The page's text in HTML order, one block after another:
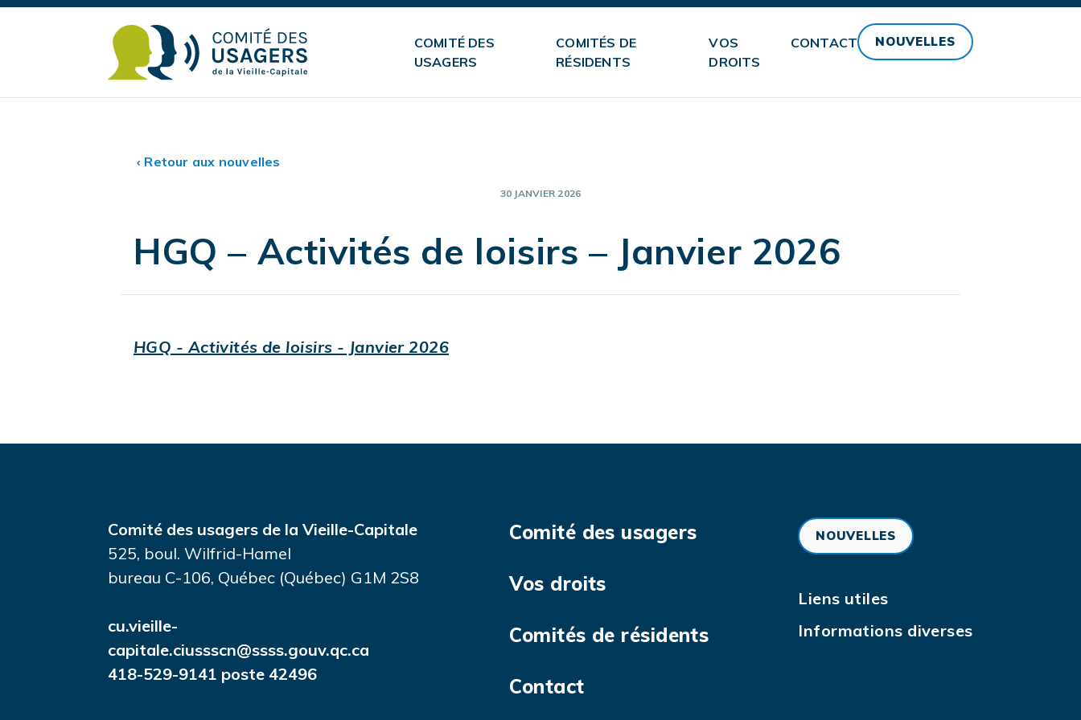
COMITÉ DES
USAGERS
COMITÉS DE
RÉSIDENTS
VOS
DROITS
CONTACT NOUVELLES
‹ Retour aux nouvelles
30 JANVIER 2026
HGQ – Activités de loisirs – Janvier 2026
HGQ - Activités de loisirs - Janvier 2026
Comité des usagers de la Vieille-Capitale
525, boul. Wilfrid-Hamel
bureau C-106, Québec (Québec) G1M 2S8
cu.vieille-
capitale.ciussscn@ssss.gouv.qc.ca
418-529-9141 poste 42496
Comité des usagers
Vos droits
Comités de résidents
Contact
NOUVELLES
Liens utiles
Informations diverses